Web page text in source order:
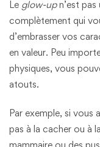
Le glow-upn’est pas
complètement qui
d’embrasser vos
en valeur. Peu
physiques, vous
atouts.
Par exemple, si vous
pas à la cacher ou à